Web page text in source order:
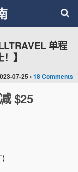
07-25 •18 Comments
单程
】
$25